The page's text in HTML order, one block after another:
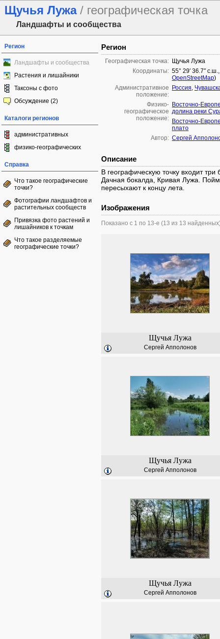
Щучья Лужа / географическая точка
Ландшафты и сообщества
Регион
Ландшафты и сообщества
Растения и лишайники
Таксоны с фото
Обсуждение (2)
Каталоги регионов
административных
физико-географических
Справка
Что такое географические
точки?
Фотографии ландшафтов и
растительных сообществ
Привязка фото растений и
лишайников к точкам
Что такое разделяемые
географические точки?
Регион
Географическая точка: Щучья Лужа
Координаты: 55° 29′ 36.7″
OpenStreetMap)
Административное
положение:
Россия,
Физико-
географическое
положение:
Восточно-
долина реки
Восточно-
плато
Автор: Сергей
Описание
В географическую точку входит
Дачная бокалда, Кривая Лужа.
пересыхают к концу лета.
Изображения
Показано с 1 по 13-е (13 из 13
Щучья Лужа
Сергей Апполонов
Щучья Лужа
Сергей Апполонов
Щучья Лужа
Сергей Апполонов